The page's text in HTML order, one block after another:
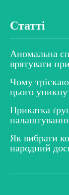
Статті
Аномальна
врятувати
Чому
цього
Прикатка
Як вибрати
народний